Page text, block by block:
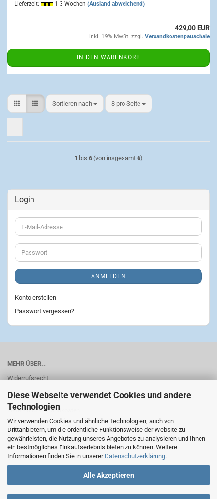
Diese Webseite verwendet Cookies und andere
Technologien
Wir verwenden Cookies und ähnliche Technologien, auch von
Drittanbietern, um die ordentliche Funktionsweise der Website zu
gewährleisten, die Nutzung unseres Angebotes zu analysieren und Ihnen
ein bestmögliches Einkaufserlebnis bieten zu können. Weitere
Informationen finden Sie in unserer Datenschutzerklärung.
Alle Akzeptieren
Lieferzeit:
1-3 Wochen (Ausland abweichend)
429,00 EUR
inkl. 19% MwSt. zzgl. Versandkostenpauschale
IN DEN WARENKORB
Sortieren nach
Sortieren nach 8 pro Seite
pro Seite
1
1 bis 6 (von insgesamt 6)
Login
E-
Mail-
Adresse
Passwort
ANMELDEN
Konto erstellen
Passwort vergessen?
MEHR ÜBER...
Widerrufsrecht
AGB
Liefer- und Versandkosten
Privatsphäre und Datenschutz
Impressum
Cookie Einstellungen